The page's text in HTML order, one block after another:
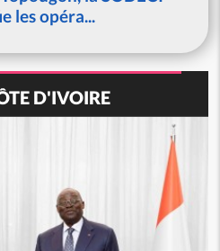
les opéra...
D'IVOIRE